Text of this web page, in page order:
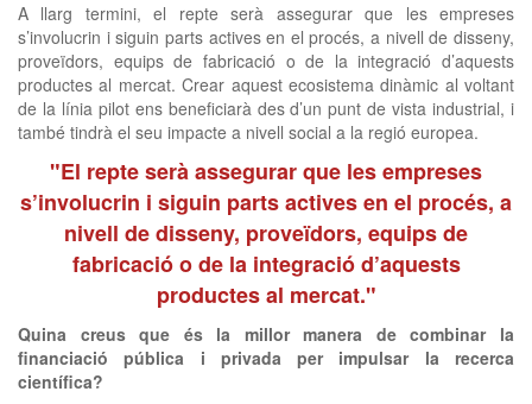
A llarg termini, el repte serà assegurar que les empreses
s’involucrin i siguin parts actives en el procés, a nivell de disseny,
proveïdors, equips de fabricació o de la integració d’aquests
productes al mercat. Crear aquest ecosistema dinàmic al voltant
de la línia pilot ens beneficiarà des d’un punt de vista industrial, i
també tindrà el seu impacte a nivell social a la regió europea.
"El repte serà assegurar que les empreses
s’involucrin i siguin parts actives en el procés, a
nivell de disseny, proveïdors, equips de
fabricació o de la integració d’aquests
productes al mercat."
Quina creus que és la millor manera de combinar la
financiació pública i privada per impulsar la recerca
científica?